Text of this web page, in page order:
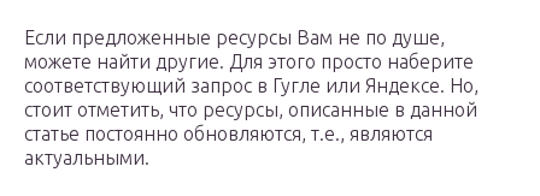
Если предложенные ресурсы Вам не по душе,
можете найти другие. Для этого просто наберите
соответствующий запрос в Гугле или Яндексе. Но,
стоит отметить, что ресурсы, описанные в данной
статье постоянно обновляются, т.е., являются
актуальными.